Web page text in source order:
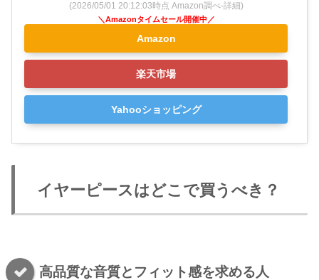
(2026/05/01 20:12:03時点 Amazon調べ-詳細)
Amazon
楽天市場
Yahooショッピング
イヤーピースはどこで買うべき？
高品質な音質とフィット感を求める人